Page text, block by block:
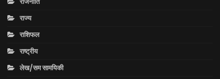
राज्य
राशिफल
राष्ट्रीय
लेख/सम सामयिकी